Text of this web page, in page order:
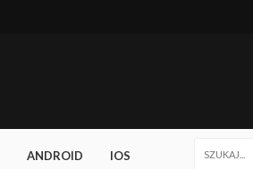
ANDROID IOS